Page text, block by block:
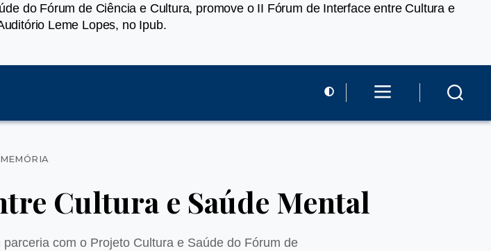
do Fórum de Ciência e Cultura, promove o II Fórum de Interface entre Cultura e
Leme Lopes, no Ipub.
Categorias
MEMÓRIA
Cultura e Saúde Mental
com o Projeto Cultura e Saúde do Fórum de